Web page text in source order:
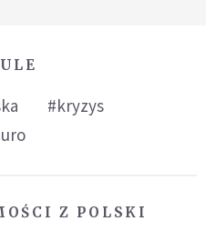
#kryzys
Z POLSKI